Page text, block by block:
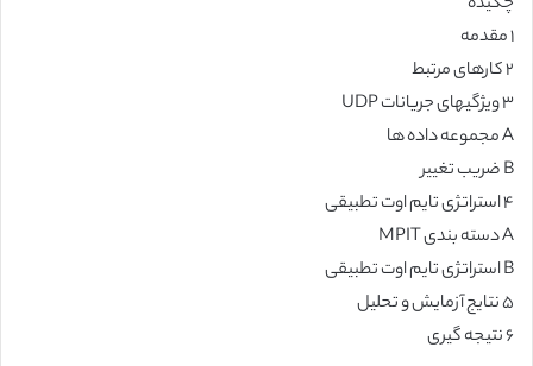
۱ مقدمه
۲ کارهای مرتبط
۳ ویژگیهای جریانات UDP
A مجموعه داده ها
B ضریب تغییر
۴ استراتژی تایم اوت تطبیقی
A دسته بندی MPIT
B استراتژی تایم اوت تطبیقی
۵ نتایج آزمایش و تحلیل
۶ نتیجه گیری